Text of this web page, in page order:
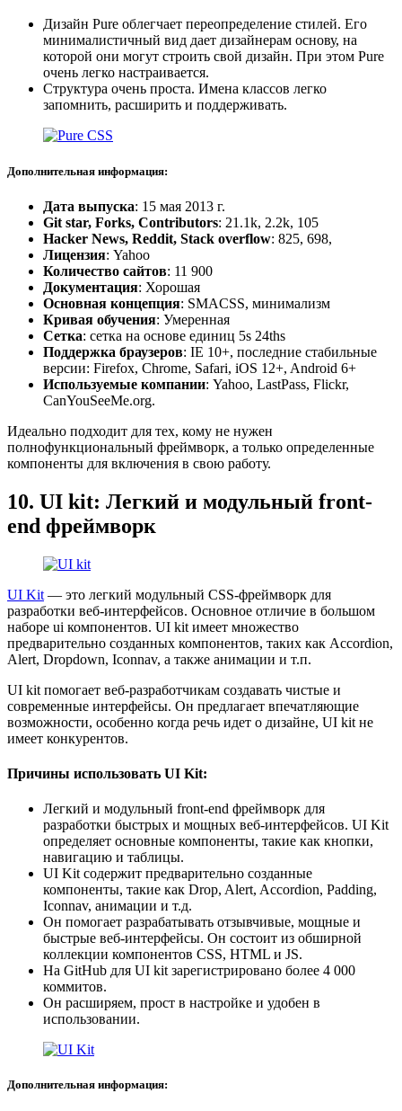
Дизайн Pure облегчает переопределение стилей. Его
минималистичный вид дает дизайнерам основу, на
которой они могут строить свой дизайн. При этом Pure
очень легко настраивается.
Структура очень проста. Имена классов легко
запомнить, расширить и поддерживать.
Дополнительная информация:
Дата выпуска: 15 мая 2013 г.
Git star, Forks, Contributors: 21.1k, 2.2k, 105
Hacker News, Reddit, Stack overflow: 825, 698,
Лицензия: Yahoo
Количество сайтов: 11 900
Документация: Хорошая
Основная концепция: SMACSS, минимализм
Кривая обучения: Умеренная
Сетка: сетка на основе единиц 5s 24ths
Поддержка браузеров: IE 10+, последние стабильные
версии: Firefox, Chrome, Safari, iOS 12+, Android 6+
Используемые компании: Yahoo, LastPass, Flickr,
CanYouSeeMe.org.
Идеально подходит для тех, кому не нужен
полнофункциональный фреймворк, а только определенные
компоненты для включения в свою работу.
10. UI kit: Легкий и модульный front-
end фреймворк
UI Kit — это легкий модульный CSS-фреймворк для
разработки веб-интерфейсов. Основное отличие в большом
наборе ui компонентов. UI kit имеет множество
предварительно созданных компонентов, таких как Accordion,
Alert, Dropdown, Iconnav, а также анимации и т.п.
UI kit помогает веб-разработчикам создавать чистые и
современные интерфейсы. Он предлагает впечатляющие
возможности, особенно когда речь идет о дизайне, UI kit не
имеет конкурентов.
Причины использовать UI Kit:
Легкий и модульный front-end фреймворк для
разработки быстрых и мощных веб-интерфейсов. UI Kit
определяет основные компоненты, такие как кнопки,
навигацию и таблицы.
UI Kit содержит предварительно созданные
компоненты, такие как Drop, Alert, Accordion, Padding,
Iconnav, анимации и т.д.
Он помогает разрабатывать отзывчивые, мощные и
быстрые веб-интерфейсы. Он состоит из обширной
коллекции компонентов CSS, HTML и JS.
На GitHub для UI kit зарегистрировано более 4 000
коммитов.
Он расширяем, прост в настройке и удобен в
использовании.
Дополнительная информация: